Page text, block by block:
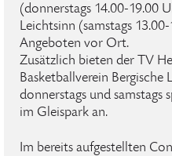
(donnerstags 14.00-19.00
Leichtsinn (samstags
Angeboten vor Ort.
Zusätzlich bieten der TV
Basketballverein
donnerstags und
im Gleispark an.
Im bereits aufgestellten